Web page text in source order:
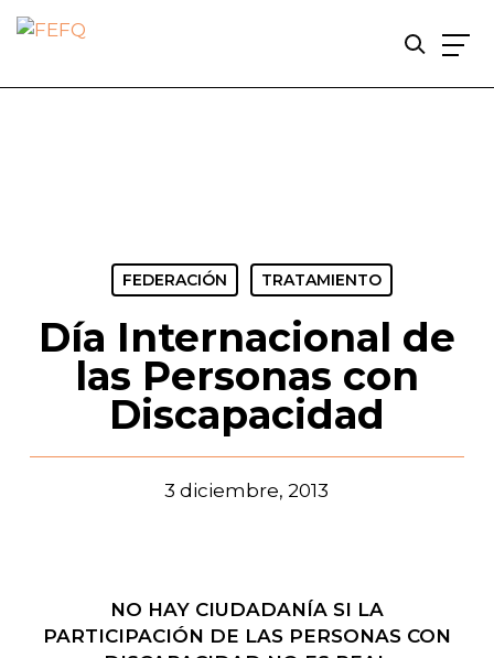
FEDERACIÓN TRATAMIENTO
Día Internacional de
las Personas con
Discapacidad
3 diciembre, 2013
NO HAY CIUDADANÍA SI LA
PARTICIPACIÓN DE LAS PERSONAS CON